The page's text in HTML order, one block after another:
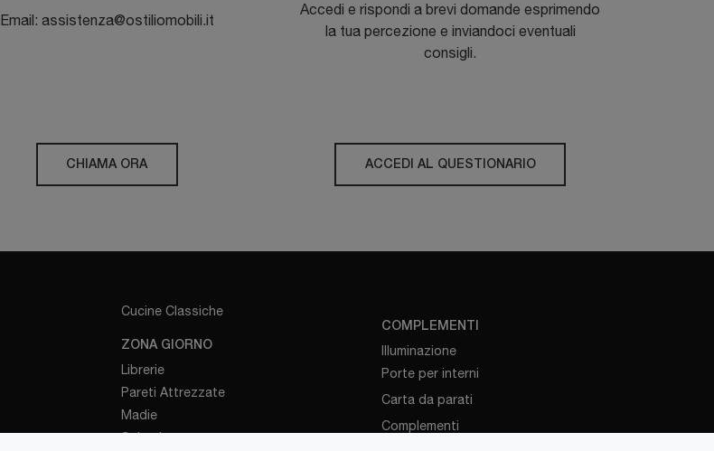
Email: assistenza@ostiliomobili.it
CHIAMA ORA
Accedi e rispondi a brevi domande esprimendo
la tua percezione e inviandoci eventuali
consigli.
ACCEDI AL QUESTIONARIO
Cucine Classiche
ZONA GIORNO
Librerie
Pareti Attrezzate
Madie
Salotti
COMPLEMENTI
Illuminazione
Porte per interni
Carta da parati
Complementi